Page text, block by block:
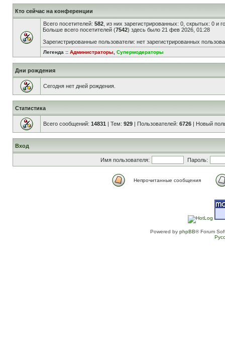
Кто сейчас на конференции
Всего посетителей: 582 , из них зарегистрированных: 0, скрытых: 0 и
Больше всего посетителей (7542) здесь было 21 фев 2026, 01:28
Зарегистрированные пользователи: нет зарегистрированных
Легенда :: Администраторы Супермодераторы
Дни рождения
Сегодня нет дней рождения.
Статистика
Всего сообщений: 14831 | Тем: 929 | Пользователей: 6726 | Новый
Вход
Имя пользователя: Пароль:
Непрочитанные сообщения
Powered by phpBB® Forum